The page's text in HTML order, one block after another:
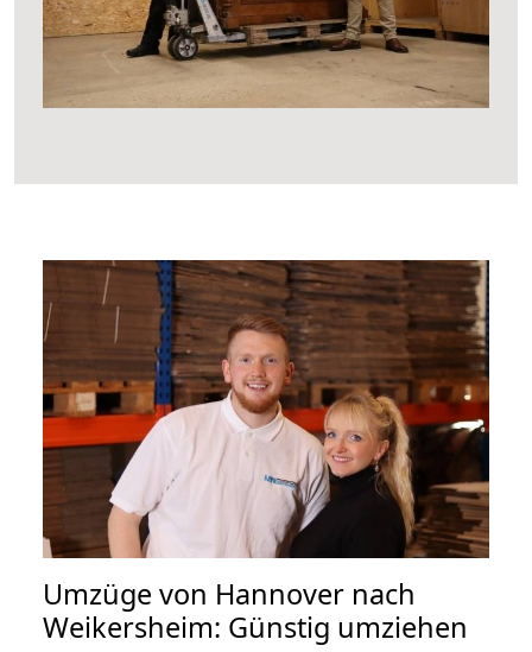
Umzüge von Hannover nach
Weikersheim: Günstig umziehen